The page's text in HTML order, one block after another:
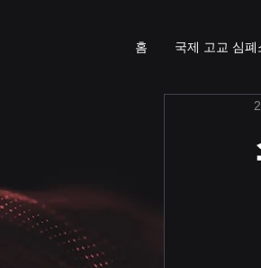
홈 국제 고교 심폐